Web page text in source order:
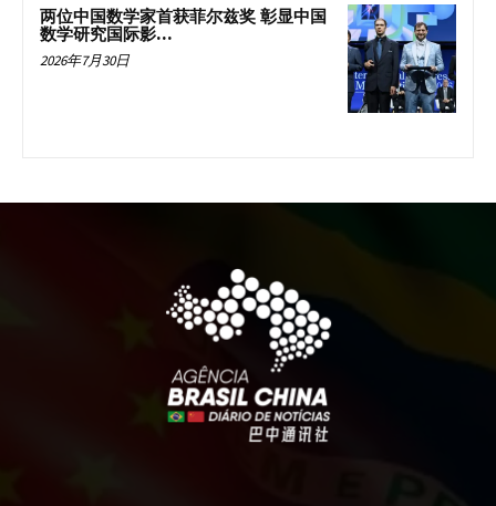
两位中国数学家首获菲尔兹奖 彰显中国
数学研究国际影...
2026年7月30日